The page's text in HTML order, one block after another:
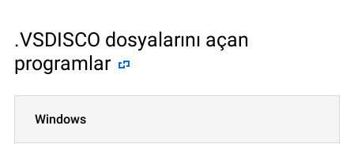
.VSDISCO dosyalarını açan
programlar
Windows